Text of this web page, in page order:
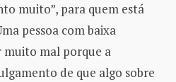
muito”, para quem está
pessoa com baixa
muito mal porque a
de que algo sobre